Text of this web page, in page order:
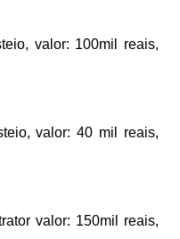
valor: 100mil reais,
valor: 40 mil reais,
valor: 150mil reais,